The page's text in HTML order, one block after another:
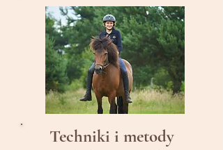
Techniki i metody